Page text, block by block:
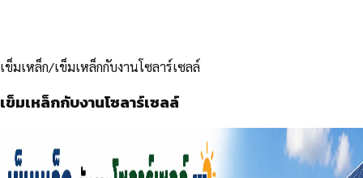
เข็มเหล็ก/เข็มเหล็กกับงานโซลาร์เซลล์
เข็มเหล็กกับงานโซลาร์เซลล์